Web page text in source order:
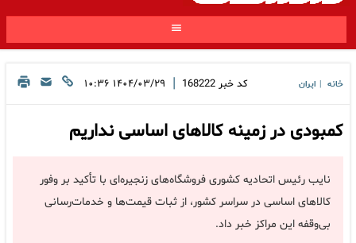
خانه ایران کد خبر 168222
| ۱۴۰۴/۰۳/۲۹ ۱۰:۳۶
کمبودی در زمینه کالاهای اساسی نداریم
نایب رئیس اتحادیه کشوری فروشگاه‌های زنجیره‌ای با تأکید بر وفور
کالاهای اساسی در سراسر کشور، از ثبات قیمت‌ها و خدمات‌رسانی
بی‌وقفه این مراکز خبر داد.